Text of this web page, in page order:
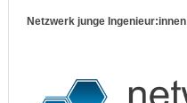
Netzwerk junge Ingenieur:innen